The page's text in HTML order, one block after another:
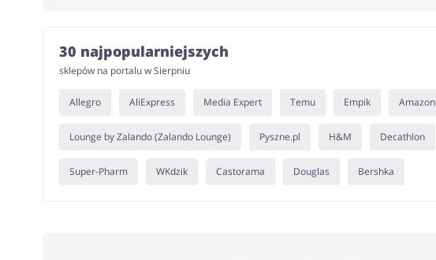
30 najpopularniejszych
sklepów na portalu w Sierpniu
Allegro AliExpress Media Expert Temu Empik Amazon
Lounge by Zalando (Zalando Lounge) Pyszne.pl H&M Decathlon
Super-Pharm WKdzik Castorama Douglas Bershka